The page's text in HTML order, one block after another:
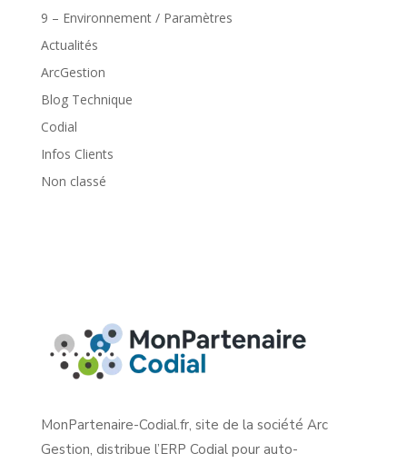
9 – Environnement / Paramètres
Actualités
ArcGestion
Blog Technique
Codial
Infos Clients
Non classé
MonPartenaire-Codial.fr, site de la société Arc
Gestion, distribue l’ERP Codial pour auto-